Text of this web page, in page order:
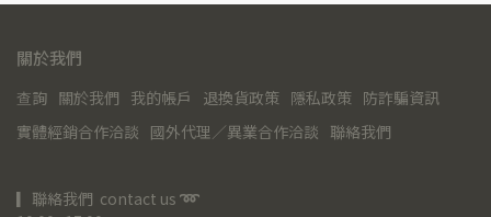
關於我們
查詢 關於我們 我的帳戶 退換貨政策 隱私政策 防詐騙資訊
實體經銷合作洽談 國外代理／異業合作洽談 聯絡我們
▎聯絡我們  contact us ➿